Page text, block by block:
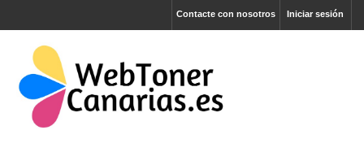
Iniciar sesión
Contacte con nosotros